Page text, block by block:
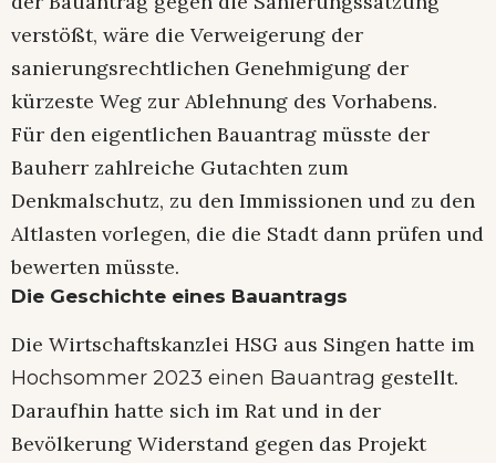
verstößt, wäre die Verweigerung der
sanierungsrechtlichen Genehmigung der
kürzeste Weg zur Ablehnung des Vorhabens.
Für den eigentlichen Bauantrag müsste der
Bauherr zahlreiche Gutachten zum
Denkmalschutz, zu den Immissionen und zu den
Altlasten vorlegen, die die Stadt dann prüfen und
bewerten müsste.
Die Geschichte eines Bauantrags
Die Wirtschaftskanzlei HSG aus Singen hatte im
Hochsommer 2023 einen Bauantrag gestellt.
Daraufhin hatte sich im Rat und in der
Bevölkerung Widerstand gegen das Projekt